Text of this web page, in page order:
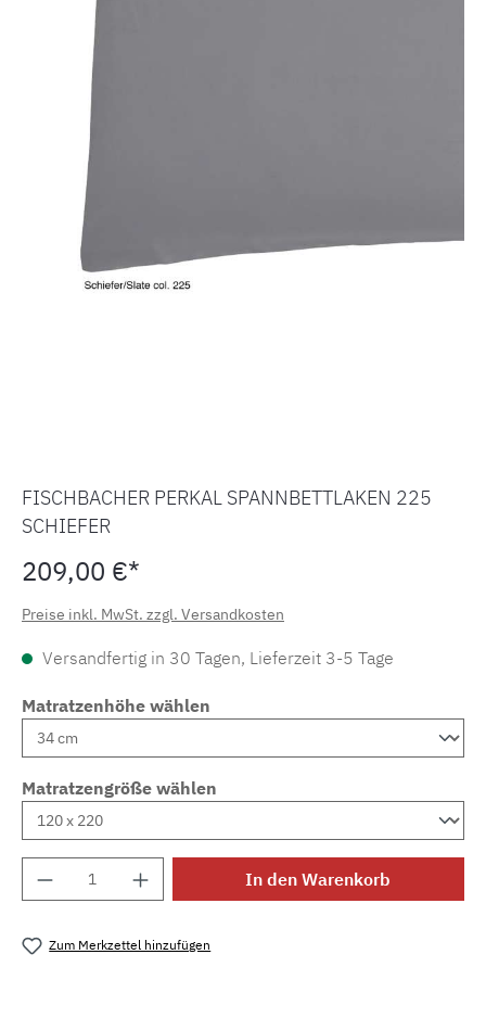
FISCHBACHER PERKAL SPANNBETTLAKEN 225
SCHIEFER
209,00 €*
Preise inkl. MwSt. zzgl. Versandkosten
Versandfertig in 30 Tagen, Lieferzeit 3-5 Tage
Matratzenhöhe wählen
Matratzengröße wählen
Produkt Anzahl: Gib den gewünschten
In den Warenkorb
Zum Merkzettel hinzufügen